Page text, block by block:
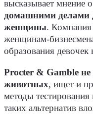
высказывает мнение
домашними делами
женщины. Компания
женщинам-
образования
Procter & Gamble не
животных, ищет и
методы
таких альтернатив